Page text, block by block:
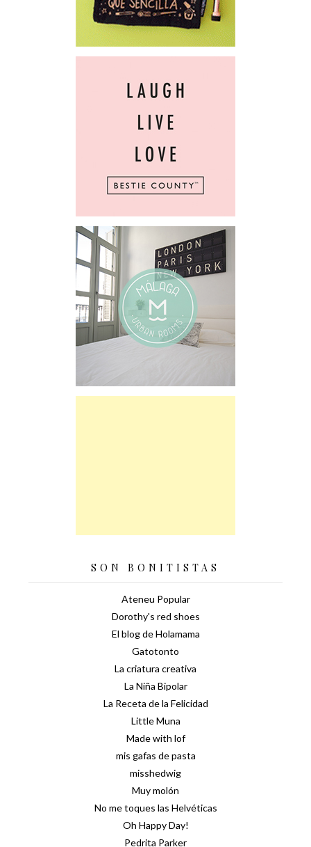
SON BONITISTAS
Ateneu Popular
Dorothy's red shoes
El blog de Holamama
Gatotonto
La criatura creativa
La Niña Bipolar
La Receta de la Felicidad
Little Muna
Made with lof
mis gafas de pasta
misshedwig
Muy molón
No me toques las Helvéticas
Oh Happy Day!
Pedrita Parker